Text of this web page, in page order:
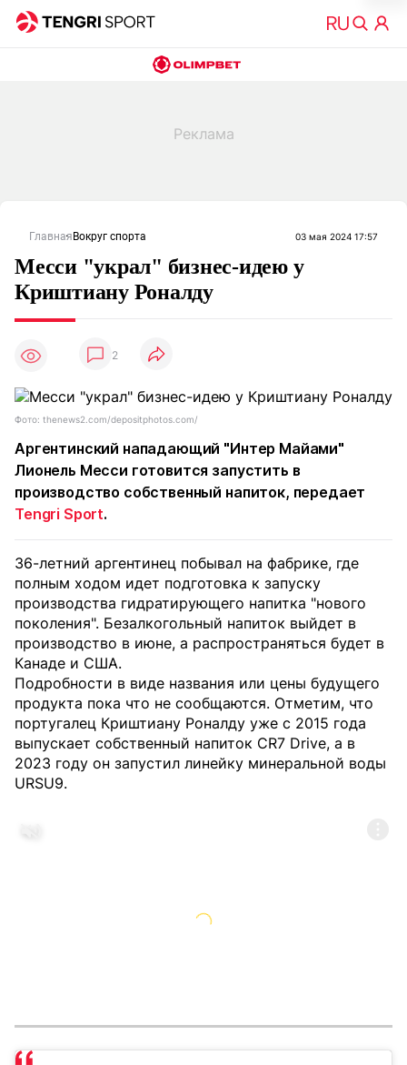
Главная Вокруг спорта 03 мая 2024 17:57
Месси "украл" бизнес-идею у
Криштиану Роналду
2
Фото: thenews2.com/depositphotos.com/
Аргентинский нападающий "Интер Майами"
Лионель Месси готовится запустить в
производство собственный напиток, передает
Tengri Sport.
36-летний аргентинец побывал на фабрике, где
полным ходом идет подготовка к запуску
производства гидратирующего напитка "нового
поколения". Безалкогольный напиток выйдет в
производство в июне, а распространяться будет в
Канаде и США.
Подробности в виде названия или цены будущего
продукта пока что не сообщаются. Отметим, что
португалец Криштиану Роналду уже с 2015 года
выпускает собственный напиток CR7 Drive, а в
2023 году он запустил линейку минеральной воды
URSU9.